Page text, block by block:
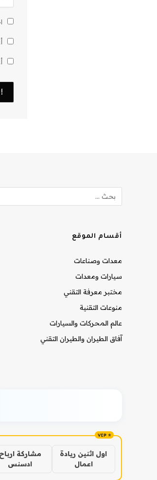
أقسام الموقع
معدات وصناعات
سيارات ومعدات
مختبر معرفة التقني
منوعات التقنية
عالم المحركات والسيارات
آفاق الطيران والطيران التقني
اول اثنين ريادة
اعمال
مشاركة ارباح
ادسنس